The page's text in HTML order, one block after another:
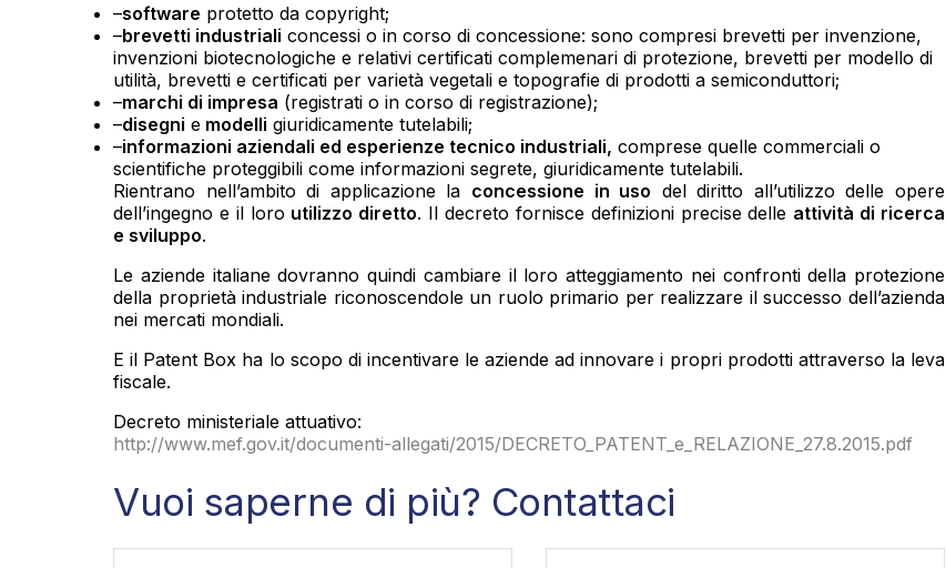
–software protetto da copyright;
–brevetti industriali concessi o in corso di concessione: sono compresi brevetti per invenzione,
invenzioni biotecnologiche e relativi certificati complemenari di protezione, brevetti per modello di
utilità, brevetti e certificati per varietà vegetali e topografie di prodotti a semiconduttori;
–marchi di impresa (registrati o in corso di registrazione);
–disegni e modelli giuridicamente tutelabili;
–informazioni aziendali ed esperienze tecnico industriali, comprese quelle commerciali o
scientifiche proteggibili come informazioni segrete, giuridicamente tutelabili.
Rientrano nell’ambito di applicazione la concessione in uso del diritto all’utilizzo delle opere
dell’ingegno e il loro utilizzo diretto. Il decreto fornisce definizioni precise delle attività di ricerca
e sviluppo.
Le aziende italiane dovranno quindi cambiare il loro atteggiamento nei confronti della protezione
della proprietà industriale riconoscendole un ruolo primario per realizzare il successo dell’azienda
nei mercati mondiali.
E il Patent Box ha lo scopo di incentivare le aziende ad innovare i propri prodotti attraverso la leva
fiscale.
Decreto ministeriale attuativo:
http://www.mef.gov.it/documenti-allegati/2015/DECRETO_PATENT_e_RELAZIONE_27.8.2015.pdf
Vuoi saperne di più? Contattaci